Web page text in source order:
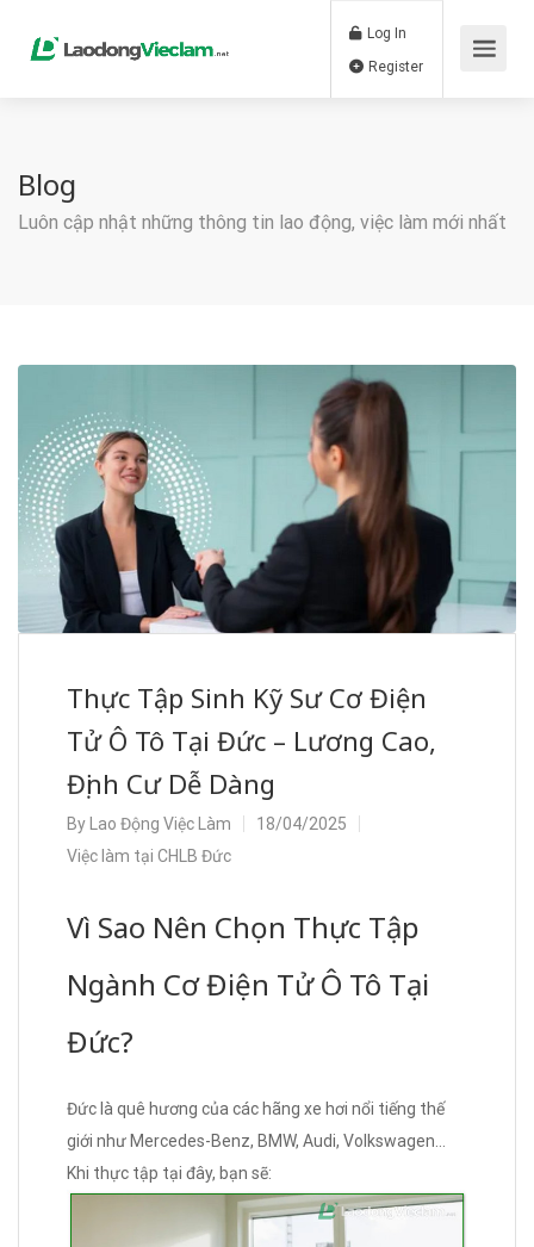
Log In
Blog
Luôn cập nhật những thông tin lao động, việc làm mới nhất
Thực Tập Sinh Kỹ Sư Cơ Điện
Tử Ô Tô Tại Đức – Lương Cao,
Định Cư Dễ Dàng
By Lao Động Việc Làm
18/04/2025
Việc làm tại CHLB Đức
Vì Sao Nên Chọn Thực Tập
Ngành Cơ Điện Tử Ô Tô Tại
Đức?
Đức là quê hương của các hãng xe hơi nổi tiếng thế
giới như Mercedes-Benz, BMW, Audi, Volkswagen…
Khi thực tập tại đây, bạn sẽ: